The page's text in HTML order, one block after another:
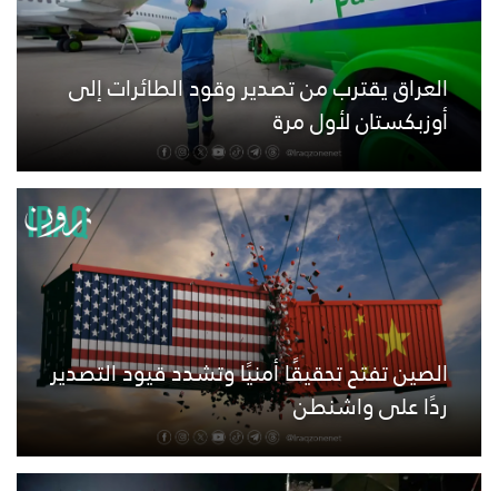
العراق يقترب من تصدير وقود الطائرات إلى
أوزبكستان لأول مرة
الصين تفتح تحقيقًا أمنيًا وتشدد قيود التصدير
ردًا على واشنطن